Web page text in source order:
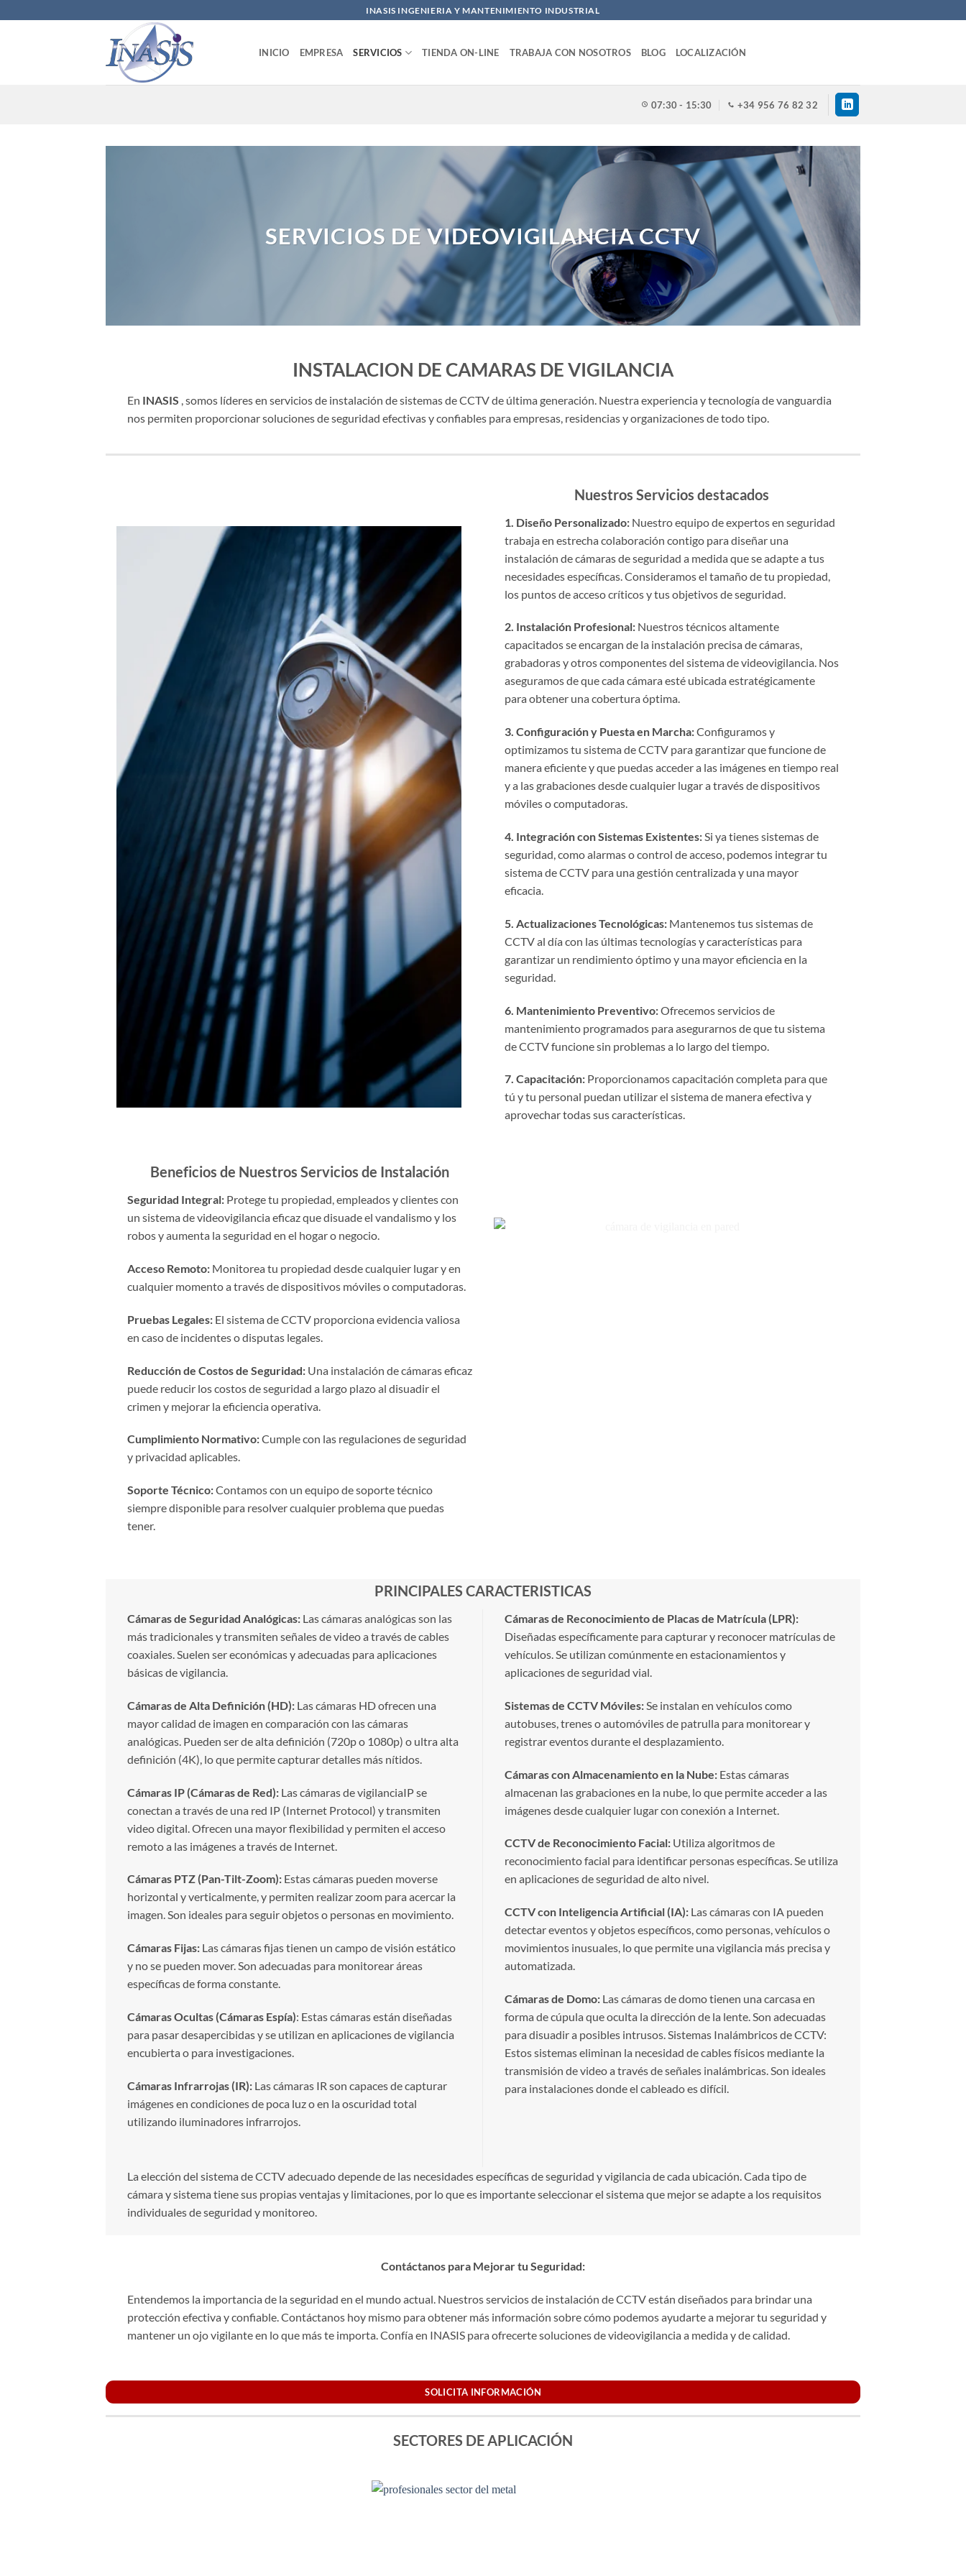
INASIS INGENIERIA Y MANTENIMIENTO INDUSTRIAL
INICIO EMPRESA SERVICIOS TIENDA ON-LINE TRABAJA CON NOSOTROS BLOG LOCALIZACIÓN
07:30 - 15:30 +34 956 76 82 32
SERVICIOS DE VIDEOVIGILANCIA CCTV
INSTALACION DE CAMARAS DE VIGILANCIA
En INASIS , somos líderes en servicios de instalación de sistemas de CCTV de última generación. Nuestra experiencia y tecnología de vanguardia
nos permiten proporcionar soluciones de seguridad efectivas y confiables para empresas, residencias y organizaciones de todo tipo.
Nuestros Servicios destacados
1. Diseño Personalizado: Nuestro equipo de expertos en seguridad
trabaja en estrecha colaboración contigo para diseñar una
instalación de cámaras de seguridad a medida que se adapte a tus
necesidades específicas. Consideramos el tamaño de tu propiedad,
los puntos de acceso críticos y tus objetivos de seguridad.
2. Instalación Profesional: Nuestros técnicos altamente
capacitados se encargan de la instalación precisa de cámaras,
grabadoras y otros componentes del sistema de videovigilancia. Nos
aseguramos de que cada cámara esté ubicada estratégicamente
para obtener una cobertura óptima.
3. Configuración y Puesta en Marcha:Configuramos y
optimizamos tu sistema de CCTV para garantizar que funcione de
manera eficiente y que puedas acceder a las imágenes en tiempo real
y a las grabaciones desde cualquier lugar a través de dispositivos
móviles o computadoras.
4. Integración con Sistemas Existentes:Si ya tienes sistemas de
seguridad, como alarmas o control de acceso, podemos integrar tu
sistema de CCTV para una gestión centralizada y una mayor
eficacia.
5. Actualizaciones Tecnológicas: Mantenemos tus sistemas de
CCTV al día con las últimas tecnologías y características para
garantizar un rendimiento óptimo y una mayor eficiencia en la
seguridad.
6. Mantenimiento Preventivo:Ofrecemos servicios de
mantenimiento programados para asegurarnos de que tu sistema
de CCTV funcione sin problemas a lo largo del tiempo.
7. Capacitación: Proporcionamos capacitación completa para que
tú y tu personal puedan utilizar el sistema de manera efectiva y
aprovechar todas sus características.
Beneficios de Nuestros Servicios de Instalación
Seguridad Integral: Protege tu propiedad, empleados y clientes con
un sistema de videovigilancia eficaz que disuade el vandalismo y los
robos y aumenta la seguridad en el hogar o negocio.
Acceso Remoto: Monitorea tu propiedad desde cualquier lugar y en
cualquier momento a través de dispositivos móviles o computadoras.
Pruebas Legales: El sistema de CCTV proporciona evidencia valiosa
en caso de incidentes o disputas legales.
Reducción de Costos de Seguridad: Una instalación de cámaras eficaz
puede reducir los costos de seguridad a largo plazo al disuadir el
crimen y mejorar la eficiencia operativa.
Cumplimiento Normativo:Cumple con las regulaciones de seguridad
y privacidad aplicables.
Soporte Técnico:Contamos con un equipo de soporte técnico
siempre disponible para resolver cualquier problema que puedas
tener.
PRINCIPALES CARACTERISTICAS
Cámaras de Seguridad Analógicas: Las cámaras analógicas son las
más tradicionales y transmiten señales de video a través de cables
coaxiales. Suelen ser económicas y adecuadas para aplicaciones
básicas de vigilancia.
Cámaras de Alta Definición (HD): Las cámaras HD ofrecen una
mayor calidad de imagen en comparación con las cámaras
analógicas. Pueden ser de alta definición (720p o 1080p) o ultra alta
definición (4K), lo que permite capturar detalles más nítidos.
Cámaras IP (Cámaras de Red): Las cámaras de vigilanciaIP se
conectan a través de una red IP (Internet Protocol) y transmiten
video digital. Ofrecen una mayor flexibilidad y permiten el acceso
remoto a las imágenes a través de Internet.
Cámaras PTZ (Pan-Tilt-Zoom): Estas cámaras pueden moverse
horizontal y verticalmente, y permiten realizar zoom para acercar la
imagen. Son ideales para seguir objetos o personas en movimiento.
Cámaras Fijas: Las cámaras fijas tienen un campo de visión estático
y no se pueden mover. Son adecuadas para monitorear áreas
específicas de forma constante.
Cámaras Ocultas (Cámaras Espía): Estas cámaras están diseñadas
para pasar desapercibidas y se utilizan en aplicaciones de vigilancia
encubierta o para investigaciones.
Cámaras Infrarrojas (IR): Las cámaras IR son capaces de capturar
imágenes en condiciones de poca luz o en la oscuridad total
utilizando iluminadores infrarrojos.
Cámaras de Reconocimiento de Placas de Matrícula (LPR):
Diseñadas específicamente para capturar y reconocer matrículas de
vehículos. Se utilizan comúnmente en estacionamientos y
aplicaciones de seguridad vial.
Sistemas de CCTV Móviles: Se instalan en vehículos como
autobuses, trenes o automóviles de patrulla para monitorear y
registrar eventos durante el desplazamiento.
Cámaras con Almacenamiento en la Nube: Estas cámaras
almacenan las grabaciones en la nube, lo que permite acceder a las
imágenes desde cualquier lugar con conexión a Internet.
CCTV de Reconocimiento Facial: Utiliza algoritmos de
reconocimiento facial para identificar personas específicas. Se utiliza
en aplicaciones de seguridad de alto nivel.
CCTV con Inteligencia Artificial (IA): Las cámaras con IA pueden
detectar eventos y objetos específicos, como personas, vehículos o
movimientos inusuales, lo que permite una vigilancia más precisa y
automatizada.
Cámaras de Domo: Las cámaras de domo tienen una carcasa en
forma de cúpula que oculta la dirección de la lente. Son adecuadas
para disuadir a posibles intrusos. Sistemas Inalámbricos de CCTV:
Estos sistemas eliminan la necesidad de cables físicos mediante la
transmisión de video a través de señales inalámbricas. Son ideales
para instalaciones donde el cableado es difícil.
La elección del sistema de CCTV adecuado depende de las necesidades específicas de seguridad y vigilancia de cada ubicación. Cada tipo de
cámara y sistema tiene sus propias ventajas y limitaciones, por lo que es importante seleccionar el sistema que mejor se adapte a los requisitos
individuales de seguridad y monitoreo.
Contáctanos para Mejorar tu Seguridad:
Entendemos la importancia de la seguridad en el mundo actual. Nuestros servicios de instalación de CCTV están diseñados para brindar una
protección efectiva y confiable. Contáctanos hoy mismo para obtener más información sobre cómo podemos ayudarte a mejorar tu seguridad y
mantener un ojo vigilante en lo que más te importa. Confía en INASIS para ofrecerte soluciones de videovigilancia a medida y de calidad.
SOLICITA INFORMACIÓN
SECTORES DE APLICACIÓN